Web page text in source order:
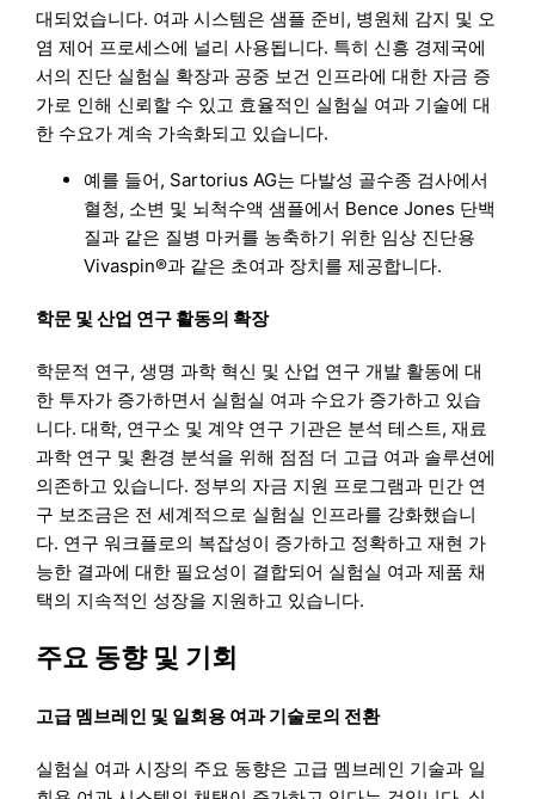
대되었습니다. 여과 시스템은 샘플 준비, 병원체 감지 및 오
염 제어 프로세스에 널리 사용됩니다. 특히 신흥 경제국에
서의 진단 실험실 확장과 공중 보건 인프라에 대한 자금 증
가로 인해 신뢰할 수 있고 효율적인 실험실 여과 기술에 대
한 수요가 계속 가속화되고 있습니다.
예를 들어, Sartorius AG는 다발성 골수종 검사에서
혈청, 소변 및 뇌척수액 샘플에서 Bence Jones 단백
질과 같은 질병 마커를 농축하기 위한 임상 진단용
Vivaspin®과 같은 초여과 장치를 제공합니다.
학문 및 산업 연구 활동의 확장
학문적 연구, 생명 과학 혁신 및 산업 연구 개발 활동에 대
한 투자가 증가하면서 실험실 여과 수요가 증가하고 있습
니다. 대학, 연구소 및 계약 연구 기관은 분석 테스트, 재료
과학 연구 및 환경 분석을 위해 점점 더 고급 여과 솔루션에
의존하고 있습니다. 정부의 자금 지원 프로그램과 민간 연
구 보조금은 전 세계적으로 실험실 인프라를 강화했습니
다. 연구 워크플로의 복잡성이 증가하고 정확하고 재현 가
능한 결과에 대한 필요성이 결합되어 실험실 여과 제품 채
택의 지속적인 성장을 지원하고 있습니다.
주요 동향 및 기회
고급 멤브레인 및 일회용 여과 기술로의 전환
실험실 여과 시장의 주요 동향은 고급 멤브레인 기술과 일